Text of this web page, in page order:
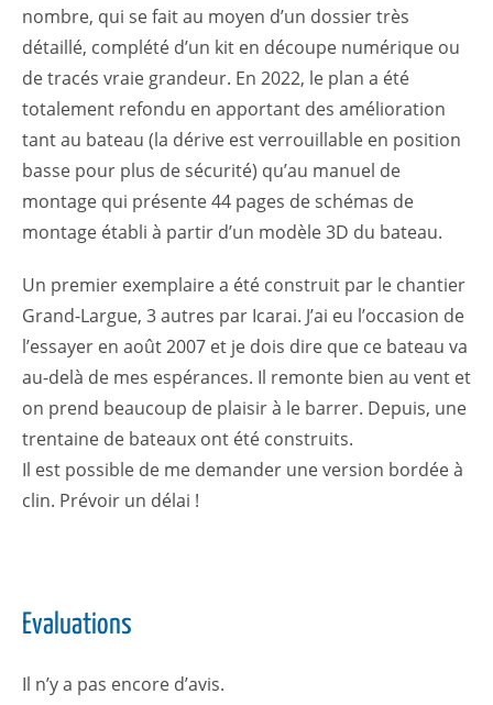
nombre, qui se fait au moyen d’un dossier très
détaillé, complété d’un kit en découpe numérique ou
de tracés vraie grandeur. En 2022, le plan a été
totalement refondu en apportant des amélioration
tant au bateau (la dérive est verrouillable en position
basse pour plus de sécurité) qu’au manuel de
montage qui présente 44 pages de schémas de
montage établi à partir d’un modèle 3D du bateau.
Un premier exemplaire a été construit par le chantier
Grand-Largue, 3 autres par Icarai. J’ai eu l’occasion de
l’essayer en août 2007 et je dois dire que ce bateau va
au-delà de mes espérances. Il remonte bien au vent et
on prend beaucoup de plaisir à le barrer. Depuis, une
trentaine de bateaux ont été construits.
Il est possible de me demander une version bordée à
clin. Prévoir un délai !
Evaluations
Il n’y a pas encore d’avis.